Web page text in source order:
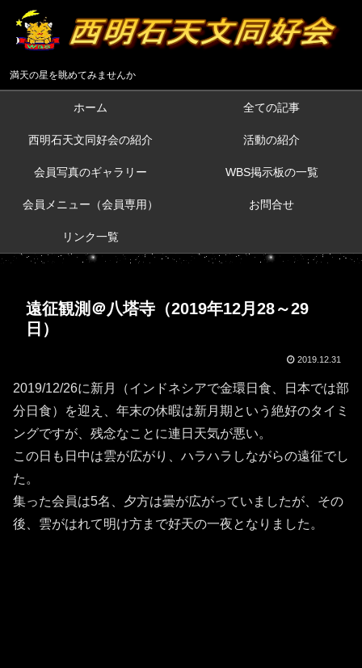
満天の星を眺めてみませんか
ホーム 全ての記事
西明石天文同好会の紹介 活動の紹介
会員写真のギャラリー WBS掲示板の一覧
会員メニュー（会員専用） お問合せ
リンク一覧
遠征観測＠八塔寺（2019年12月28～29
日）
2019.12.31
2019/12/26に新月（インドネシアで金環日食、日本では部
分日食）を迎え、年末の休暇は新月期という絶好のタイミ
ングですが、残念なことに連日天気が悪い。
この日も日中は雲が広がり、ハラハラしながらの遠征でし
た。
集った会員は5名、夕方は曇が広がっていましたが、その
後、雲がはれて明け方まで好天の一夜となりました。